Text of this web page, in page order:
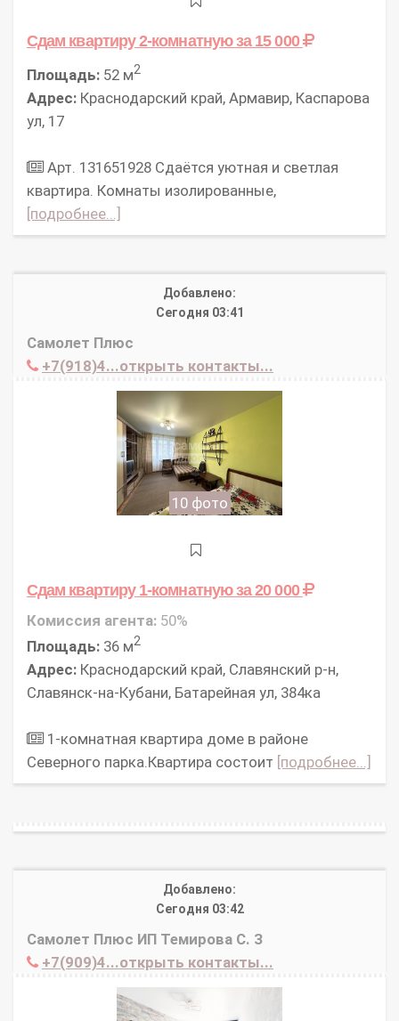
Сдам квартиру 2-комнатнуюза 15 000
Площадь: 52 м2
Адрес: Краснодарский край, Армавир, Каспарова
ул, 17
Арт. 131651928 Сдаётся уютнaя и свeтлaя
квартира. Комнаты изолированные,
[подробнее...]
Добавлено:
Сегодня 03:41
Самолет Плюс
+7(918)4...открыть контакты...
10 фото
Сдам квартиру 1-комнатнуюза 20 000
Комиссия агента: 50%
Площадь: 36 м2
Адрес: Краснодарский край, Славянский р-н,
Славянск-на-Кубани, Батарейная ул, 384ка
1-комнатная квартира доме в районе
Северного парка.Квартира состоит [подробнее...]
Добавлено:
Сегодня 03:42
Самолет Плюс ИП Темирова С. З
+7(909)4...открыть контакты...